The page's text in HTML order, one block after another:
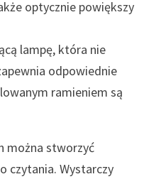
optycznie powiększy
lampę, która nie
odpowiednie
ramieniem są
można stworzyć
czytania. Wystarczy